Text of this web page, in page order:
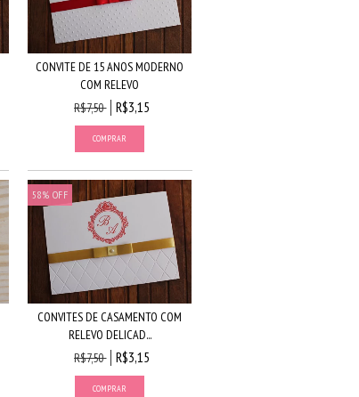
CONVITE DE 15 ANOS MODERNO
COM RELEVO
R$7,50
R$3,15
58% OFF
CONVITES DE CASAMENTO COM
RELEVO DELICAD...
R$7,50
R$3,15